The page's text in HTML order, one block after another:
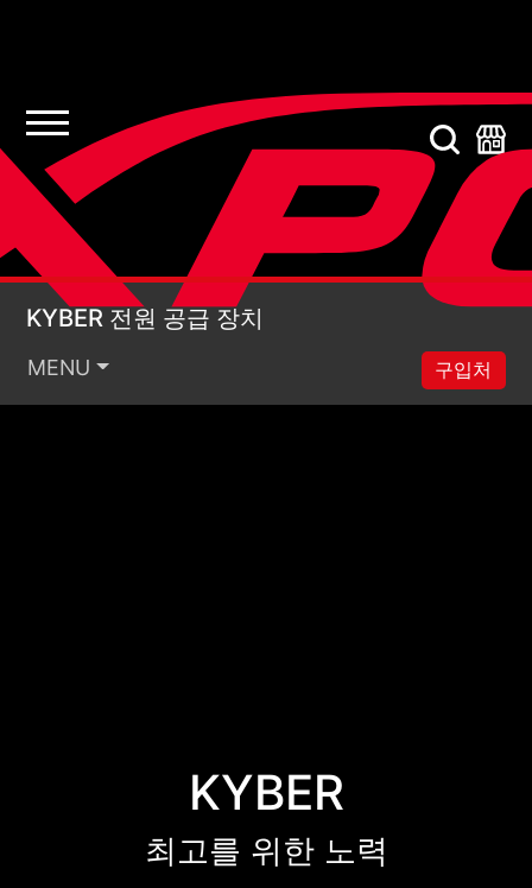
KYBER 전원 공급 장치
KYBER 전원 공급 장치
MENU 구입처
KYBER
최고를 위한 노력